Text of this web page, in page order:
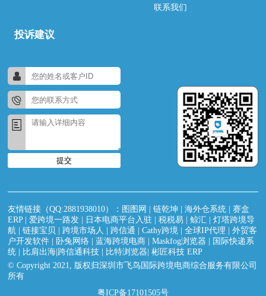
联系我们
投诉建议
提交
友情链接（QQ:2881938010）： 图图网 |链乾坤 |海外仓系统 |赛盒
ERP|爱跨境一路发 日本电商平台入驻 |税税易 |鲸汇 |灯塔跨境导
航 |链接宝贝 |跨境市场人 |跨信通 |Cathy跨境 |全球IP代理 |外贸客
户开发软件
卧兔网络 |蓝海跨境电商 |Maskfog浏览器
国际快递系
统
比肩出海|跨信通科技 比特浏览器 |彬匠科技 ERP
© Copyright 2021, 版权归深圳市飞鸟国际跨境电商综合服务有限公司
所有
粤ICP备17101505号